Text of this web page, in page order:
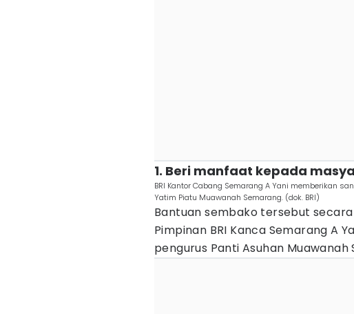
1. Beri manfaat kepada
BRI Kantor Cabang Semarang A Yani memberikan
Yatim Piatu Muawanah Semarang. (dok. BRI)
Bantuan sembako tersebut
Pimpinan BRI Kanca Semarang A
pengurus Panti Asuhan Muawanah